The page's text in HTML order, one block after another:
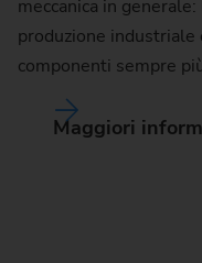
meccanica in
produzione industriale
componenti sempre
Maggiori